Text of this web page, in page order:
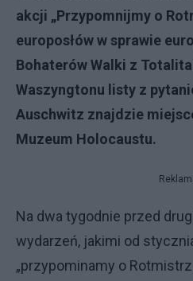
akcji „Przypomnijmy o
europosłów w sprawie
Bohaterów Walki z
Waszyngtonu listy z
Auschwitz znajdzie
Muzeum Holocaustu.
Na dwa tygodnie przed
wydarzeń, jakimi od
„przypominamy o